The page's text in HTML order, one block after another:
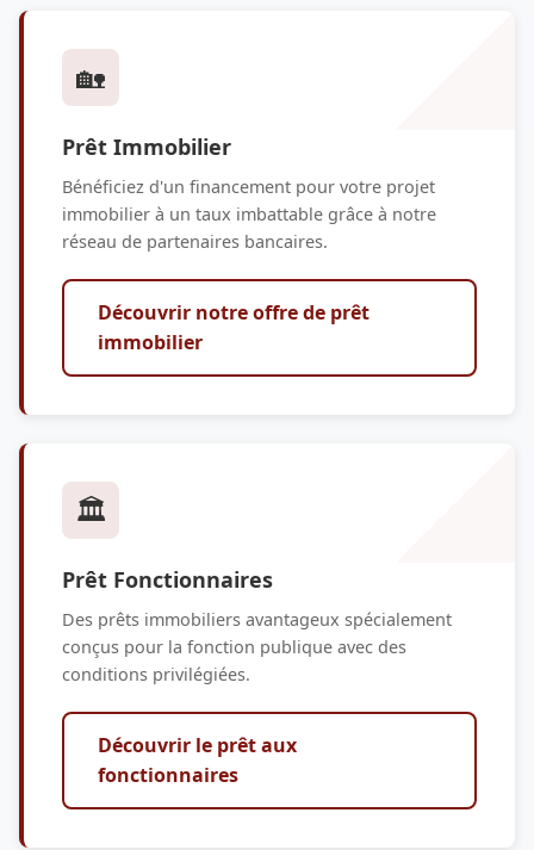
🏡
Prêt Immobilier
Bénéficiez d'un financement pour votre projet
immobilier à un taux imbattable grâce à notre
réseau de partenaires bancaires.
Découvrir notre offre de prêt
immobilier
🏛️
Prêt Fonctionnaires
Des prêts immobiliers avantageux spécialement
conçus pour la fonction publique avec des
conditions privilégiées.
Découvrir le prêt aux
fonctionnaires